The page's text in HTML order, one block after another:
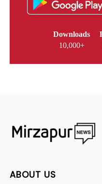
Downloads
10,000+
ABOUT US